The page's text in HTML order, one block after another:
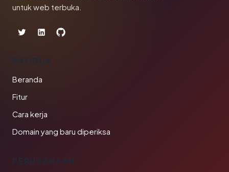
untuk web terbuka.
PRODUK
Beranda
Fitur
Cara kerja
Domain yang baru diperiksa
PERUSAHAAN